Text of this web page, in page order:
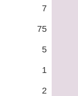
7
75
5
1
2